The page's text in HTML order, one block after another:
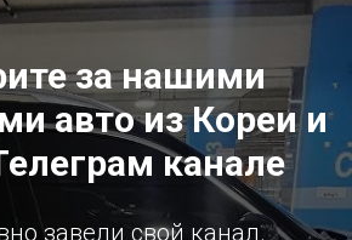
за нашими
авто из Кореи и
канале
завели свой канал.